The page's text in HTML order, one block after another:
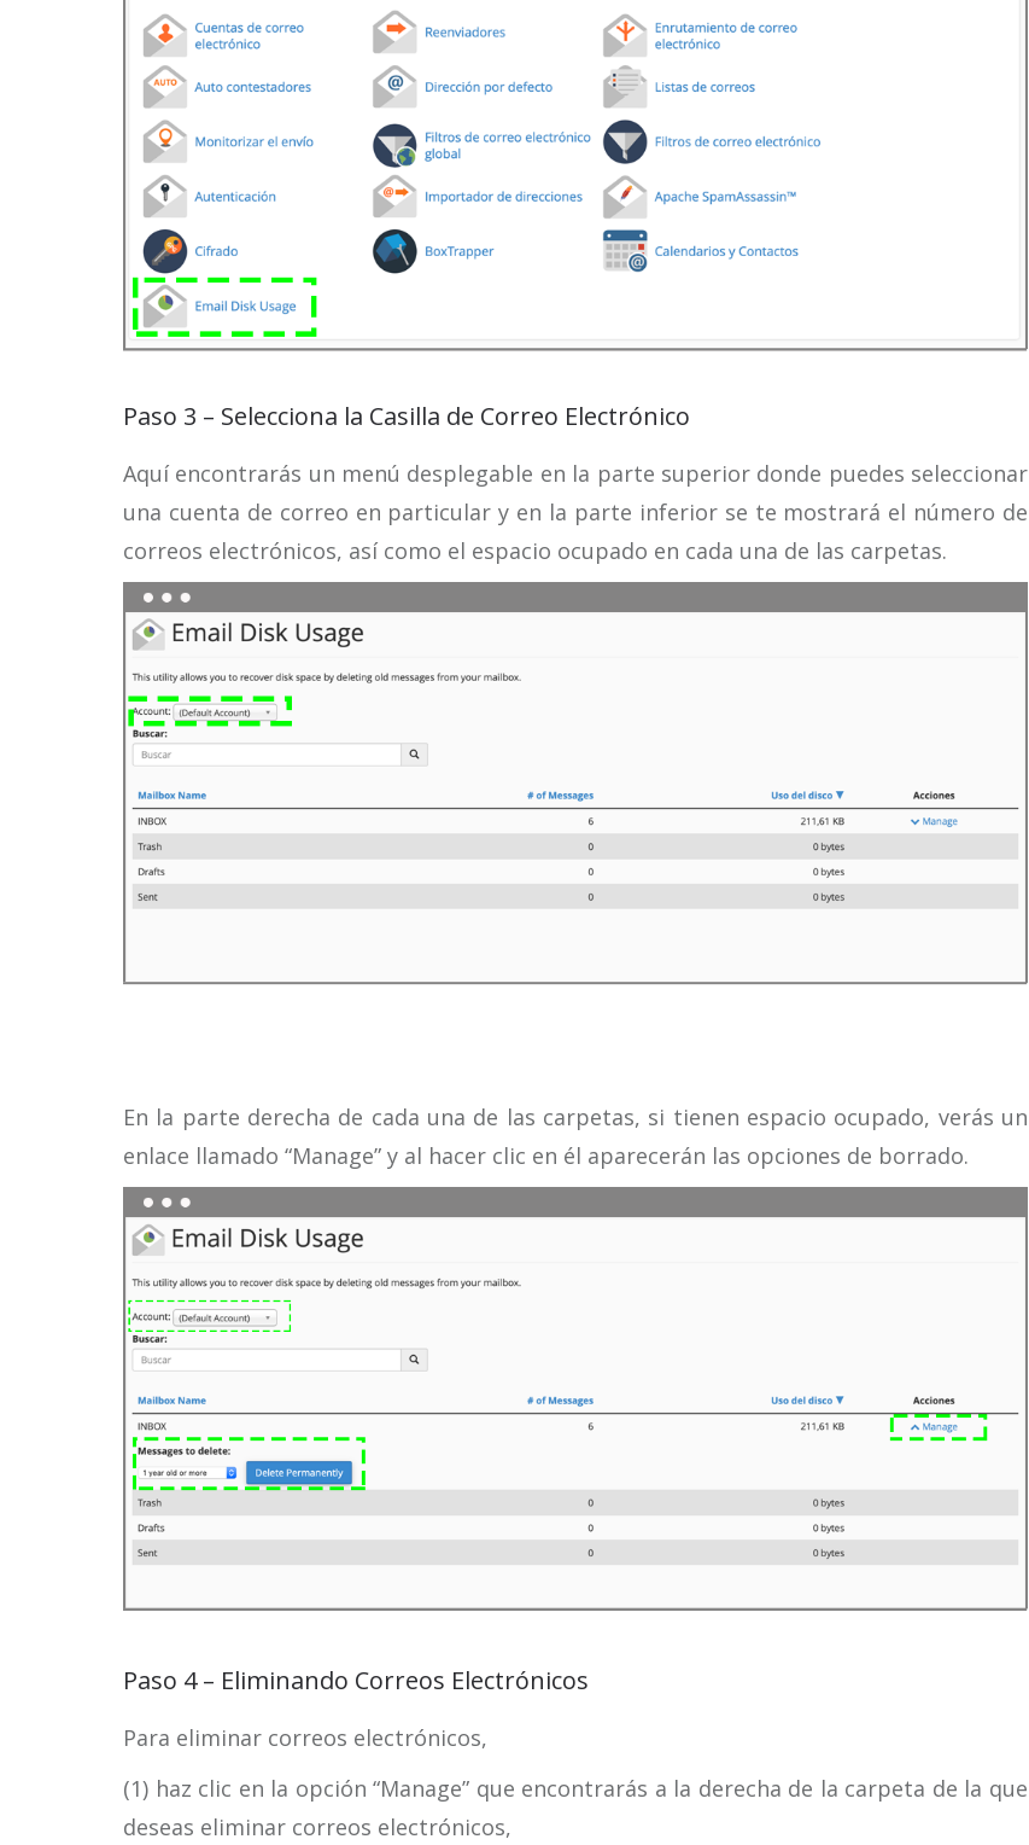
Paso 3 – Selecciona la Casilla de Correo Electrónico
Aquí encontrarás un menú desplegable en la parte superior donde puedes seleccionar
una cuenta de correo en particular y en la parte inferior se te mostrará el número de
correos electrónicos, así como el espacio ocupado en cada una de las carpetas.
En la parte derecha de cada una de las carpetas, si tienen espacio ocupado, verás un
enlace llamado “Manage” y al hacer clic en él aparecerán las opciones de borrado.
Paso 4 – Eliminando Correos Electrónicos
Para eliminar correos electrónicos,
(1) haz clic en la opción “Manage” que encontrarás a la derecha de la carpeta de la que
deseas eliminar correos electrónicos,